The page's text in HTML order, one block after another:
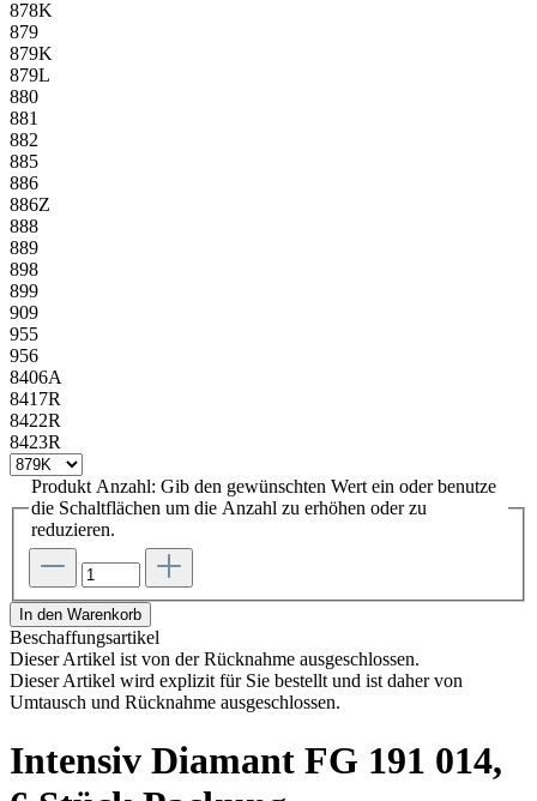
878K
879
879K
879L
880
881
882
885
886
886Z
888
889
898
899
909
955
956
8406A
8417R
8422R
8423R
Produkt Anzahl: Gib den gewünschten Wert ein oder benutze
die Schaltflächen um die Anzahl zu erhöhen oder zu
reduzieren.
In den Warenkorb
Beschaffungsartikel
Dieser Artikel ist von der Rücknahme ausgeschlossen.
Dieser Artikel wird explizit für Sie bestellt und ist daher von
Umtausch und Rücknahme ausgeschlossen.
Intensiv Diamant FG 191 014,